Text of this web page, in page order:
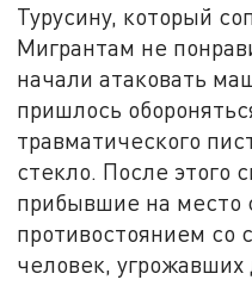
Турусину, который
Мигрантам не
начали атаковать
пришлось
травматического
стекло. После этого
прибывшие на место
противостоянием со
человек, угрожавших